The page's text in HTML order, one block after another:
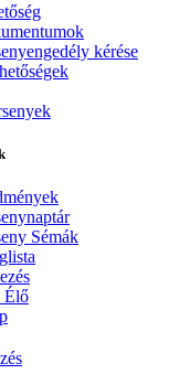
kérése
Sémák
Élő